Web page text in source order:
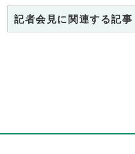
記者会見に関連する記事